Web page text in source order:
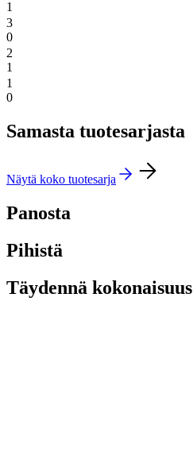
1
3
0
2
1
1
0
Samasta tuotesarjasta
Näytä koko tuotesarja
Panosta
Pihistä
Täydennä kokonaisuus